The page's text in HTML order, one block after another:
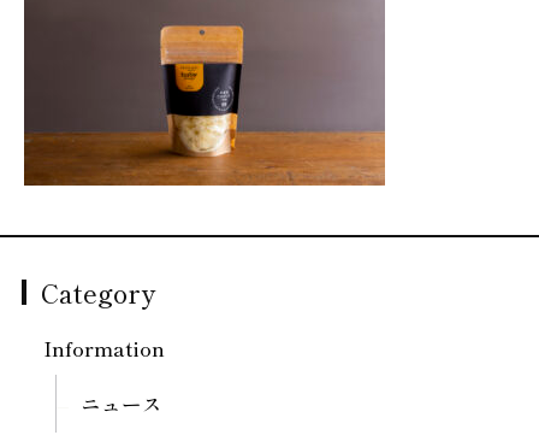
Category
Information
ニュース